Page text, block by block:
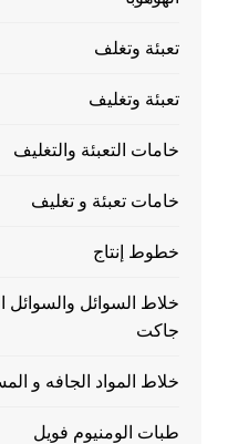
تعبئة وتغلف
تعبئة وتغليف
خامات التعبئة والتغليف
خامات تعبئة و تغليف
خطوط إنتاج
خلاط السوائل
جاكت
خلاط المواد الجافه و
طبات الومنيوم فويل